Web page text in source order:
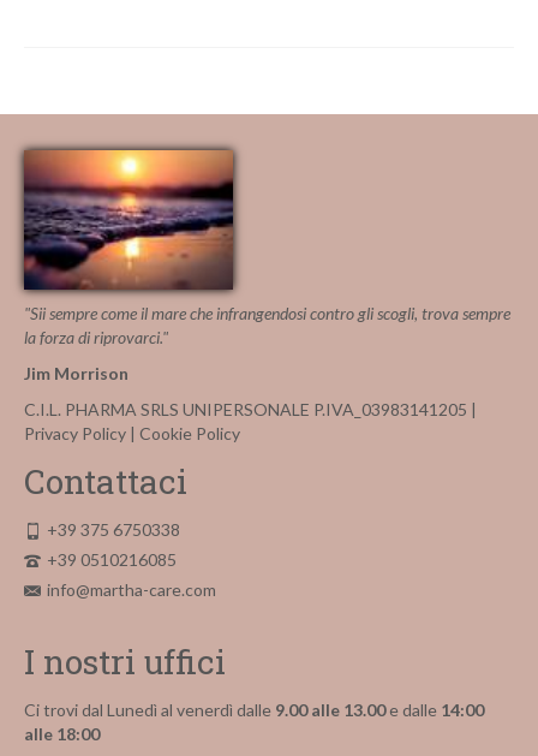
"Sii sempre come il mare che infrangendosi contro gli scogli, trova sempre
la forza di riprovarci."
Jim Morrison
C.I.L. PHARMA SRLS UNIPERSONALE P.IVA_03983141205 |
Privacy Policy | Cookie Policy
Contattaci
+39 375 6750338
+39 0510216085
info@martha-care.com
I nostri uffici
Ci trovi dal Lunedì al venerdì dalle 9.00 alle 13.00e dalle 14:00
alle 18:00